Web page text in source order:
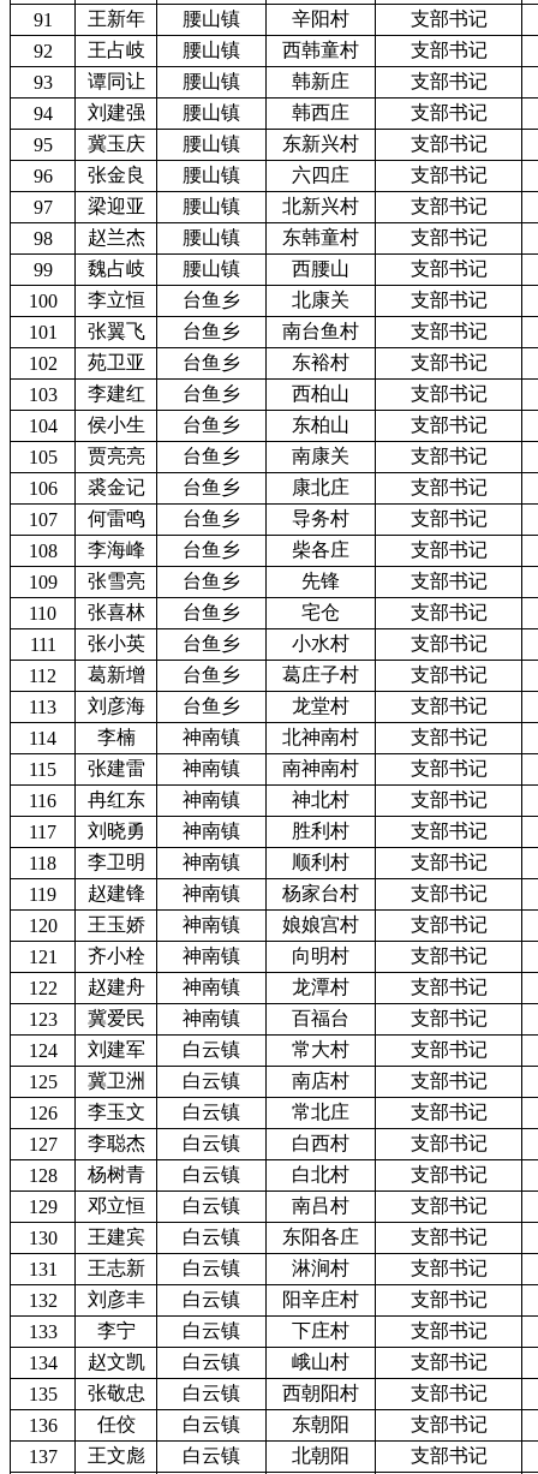
91
王新年 腰山镇 辛阳村
支部书记
92
王占岐 腰山镇 西韩童村
支部书记
93
谭同让 腰山镇 韩新庄
支部书记
94
刘建强 腰山镇 韩西庄
支部书记
95
冀玉庆 腰山镇 东新兴村
支部书记
96
张金良 腰山镇 六四庄
支部书记
97
梁迎亚 腰山镇 北新兴村
支部书记
98
赵兰杰 腰山镇 东韩童村
支部书记
99
魏占岐 腰山镇 西腰山
支部书记
100
李立恒 台鱼乡 北康关
支部书记
101
张翼飞 台鱼乡 南台鱼村
支部书记
102
苑卫亚 台鱼乡 东裕村
支部书记
103
李建红 台鱼乡 西柏山
支部书记
104
侯小生 台鱼乡 东柏山
支部书记
105
贾亮亮 台鱼乡 南康关
支部书记
106
裘金记 台鱼乡 康北庄
支部书记
107
何雷鸣 台鱼乡 导务村
支部书记
108
李海峰 台鱼乡 柴各庄
支部书记
109
张雪亮 台鱼乡 先锋
支部书记
110
张喜林 台鱼乡 宅仓
支部书记
111
张小英 台鱼乡 小水村
支部书记
112
葛新增 台鱼乡 葛庄子村
支部书记
113
刘彦海 台鱼乡 龙堂村
支部书记
114
李楠 神南镇 北神南村
支部书记
115
张建雷 神南镇 南神南村
支部书记
116
冉红东 神南镇 神北村
支部书记
117
刘晓勇 神南镇 胜利村
支部书记
118
李卫明 神南镇 顺利村
支部书记
119
赵建锋 神南镇 杨家台村
支部书记
120
王玉娇 神南镇 娘娘宫村
支部书记
121
齐小栓 神南镇 向明村
支部书记
122
赵建舟 神南镇 龙潭村
支部书记
123
冀爱民 神南镇 百福台
支部书记
124
刘建军 白云镇 常大村
支部书记
125
冀卫洲 白云镇 南店村
支部书记
126
李玉文 白云镇 常北庄
支部书记
127
李聪杰 白云镇 白西村
支部书记
128
杨树青 白云镇 白北村
支部书记
129
邓立恒 白云镇 南吕村
支部书记
130
王建宾 白云镇 东阳各庄
支部书记
131
王志新 白云镇 淋涧村
支部书记
132
刘彦丰 白云镇 阳辛庄村
支部书记
133
李宁 白云镇 下庄村
支部书记
134
赵文凯 白云镇 峨山村
支部书记
135
张敬忠 白云镇 西朝阳村
支部书记
136
任佼 白云镇 东朝阳
支部书记
137
王文彪 白云镇 北朝阳
支部书记